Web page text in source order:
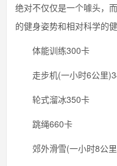
绝对不仅仅是一个噱头，
的健身姿势和相对科学的
体能训练300卡
走步机(一小时6公里
轮式溜冰350卡
跳绳660卡
郊外滑雪(一小时8公